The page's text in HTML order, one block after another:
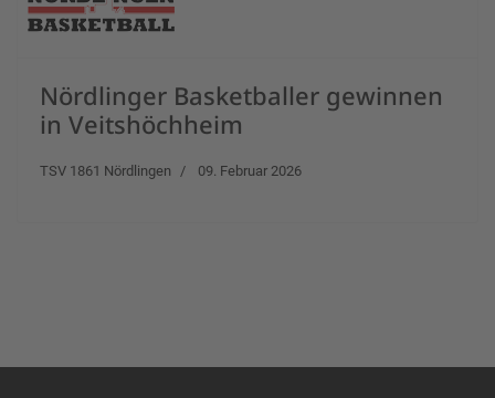
Nördlinger Basketballer gewinnen
in Veitshöchheim
TSV 1861 Nördlingen 09. Februar 2026